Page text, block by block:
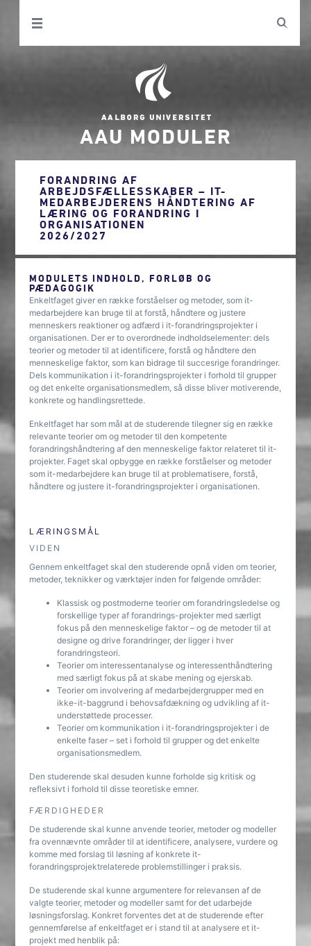
AAU MODULER
FORANDRING AF
ARBEJDSFÆLLESSKABER – IT-
MEDARBEJDERENS HÅNDTERING AF
LÆRING OG FORANDRING I
ORGANISATIONEN
2026/2027
MODULETS INDHOLD, FORLØB OG
PÆDAGOGIK
Enkeltfaget giver en række forståelser og metoder, som it-
medarbejdere kan bruge til at forstå, håndtere og justere
menneskers reaktioner og adfærd i it-forandringsprojekter i
organisationen. Der er to overordnede indholdselementer: dels
teorier og metoder til at identificere, forstå og håndtere den
menneskelige faktor, som kan bidrage til succesrige forandringer.
Dels kommunikation i it-forandringsprojekter i forhold til grupper
og det enkelte organisationsmedlem, så disse bliver motiverende,
konkrete og handlingsrettede.
Enkeltfaget har som mål at de studerende tilegner sig en række
relevante teorier om og metoder til den kompetente
forandringshåndtering af den menneskelige faktor relateret til it-
projekter. Faget skal opbygge en række forståelser og metoder
som it-medarbejdere kan bruge til at problematisere, forstå,
håndtere og justere it-forandringsprojekter i organisationen.
LÆRINGSMÅL
VIDEN
Gennem enkeltfaget skal den studerende opnå viden om teorier,
metoder, teknikker og værktøjer inden for følgende områder:
Klassisk og postmoderne teorier om forandringsledelse og
forskellige typer af forandrings-projekter med særligt
fokus på den menneskelige faktor – og de metoder til at
designe og drive forandringer, der ligger i hver
forandringsteori.
Teorier om interessentanalyse og interessenthåndtering
med særligt fokus på at skabe mening og ejerskab.
Teorier om involvering af medarbejdergrupper med en
ikke-it-baggrund i behovsafdækning og udvikling af it-
understøttede processer.
Teorier om kommunikation i it-forandringsprojekter i de
enkelte faser – set i forhold til grupper og det enkelte
organisationsmedlem.
Den studerende skal desuden kunne forholde sig kritisk og
refleksivt i forhold til disse teoretiske emner.
FÆRDIGHEDER
De studerende skal kunne anvende teorier, metoder og modeller
fra ovennævnte områder til at identificere, analysere, vurdere og
komme med forslag til løsning af konkrete it-
forandringsprojektrelaterede problemstillinger i praksis.
De studerende skal kunne argumentere for relevansen af de
valgte teorier, metoder og modeller samt for det udarbejde
løsningsforslag. Konkret forventes det at de studerende efter
gennemførelse af enkeltfaget er i stand til at analysere et it-
projekt med henblik på: